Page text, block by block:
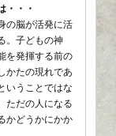
・・・
の脳が活発に活
。子どもの神
を発揮する前の
かたの現れであ
いうことではな
ただの人になる
かどうかにかか